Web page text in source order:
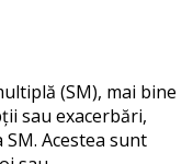
(SM), mai bine
sau exacerbări,
Acestea sunt